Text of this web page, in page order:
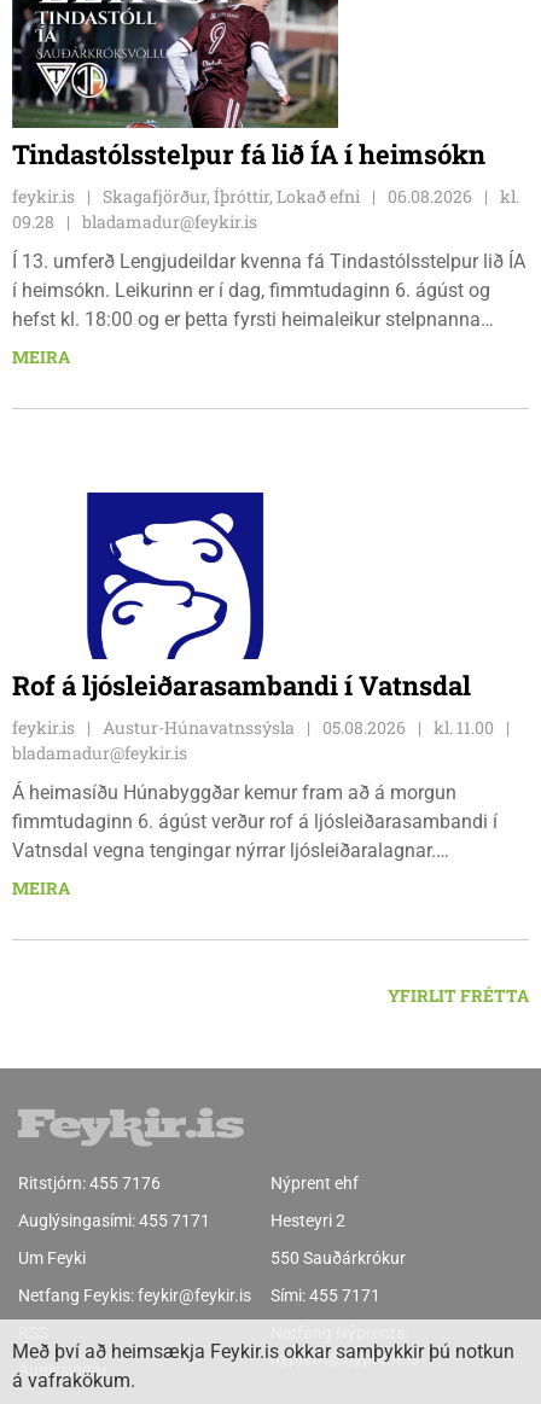
Tindastólsstelpur fá lið ÍA í heimsókn
feykir.is Skagafjörður, Íþróttir, Lokað efni 06.08.2026
kl.
09.28
bladamadur@feykir.is
Í 13. umferð Lengjudeildar kvenna fá Tindastólsstelpur lið ÍA
í heimsókn. Leikurinn er í dag, fimmtudaginn 6. ágúst og
hefst kl. 18:00 og er þetta fyrsti heimaleikur stelpnanna
síðan 18. júlí. Spáin fyrir leikinn er fín, lítil háttar rigning og
veðri og skella sér á völlinn.
MEIRA
Rof á ljósleiðarasambandi í Vatnsdal
feykir.is Austur-Húnavatnssýsla 05.08.2026
kl. 11.00
bladamadur@feykir.is
Á heimasíðu Húnabyggðar kemur fram að á morgun
fimmtudaginn 6. ágúst verður rof á ljósleiðarasambandi í
Vatnsdal vegna tengingar nýrrar ljósleiðaralagnar.
Ljósleiðarasambandið verður rofið á morgun fimmtudag
MEIRA
YFIRLIT FRÉTTA
Ritstjórn:455 7176
Auglýsingasími:455 7171
Um Feyki
Netfang Feykis:feykir@feykir.is
Auglýsingar
Nýprent ehf
Hesteyri 2
550 Sauðárkrókur
Sími:455 7171
nyprent@nyprent.is
Með því að heimsækja Feykir.is okkar samþykkir þú notkun
á vafrakökum.